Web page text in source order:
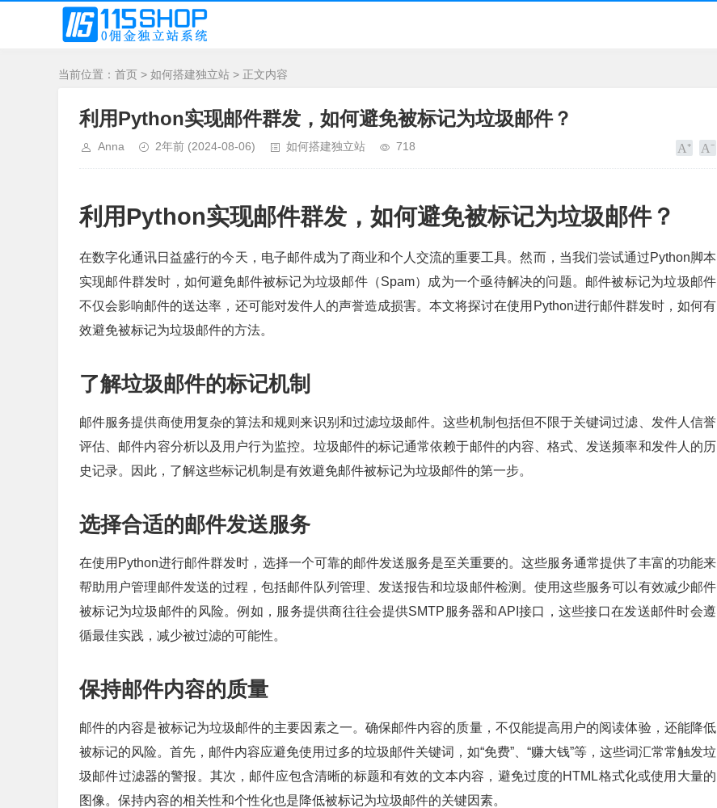
当前位置： 首页 > 如何搭建独立站 > 正文内容
利用Python实现邮件群发，如何避免被标记为垃圾邮件？
Anna 2年前 (2024-08-06) 如何搭建独立站 718
利用Python实现邮件群发，如何避免被标记为垃圾邮件？
在数字化通讯日益盛行的今天，电子邮件成为了商业和个人交流的重要工具。然而，当我们尝试通过Python脚本
实现邮件群发时，如何避免邮件被标记为垃圾邮件（Spam）成为一个亟待解决的问题。邮件被标记为垃圾邮件
不仅会影响邮件的送达率，还可能对发件人的声誉造成损害。本文将探讨在使用Python进行邮件群发时，如何有
效避免被标记为垃圾邮件的方法。
了解垃圾邮件的标记机制
邮件服务提供商使用复杂的算法和规则来识别和过滤垃圾邮件。这些机制包括但不限于关键词过滤、发件人信誉
评估、邮件内容分析以及用户行为监控。垃圾邮件的标记通常依赖于邮件的内容、格式、发送频率和发件人的历
史记录。因此，了解这些标记机制是有效避免邮件被标记为垃圾邮件的第一步。
选择合适的邮件发送服务
在使用Python进行邮件群发时，选择一个可靠的邮件发送服务是至关重要的。这些服务通常提供了丰富的功能来
帮助用户管理邮件发送的过程，包括邮件队列管理、发送报告和垃圾邮件检测。使用这些服务可以有效减少邮件
被标记为垃圾邮件的风险。例如，服务提供商往往会提供SMTP服务器和API接口，这些接口在发送邮件时会遵
循最佳实践，减少被过滤的可能性。
保持邮件内容的质量
邮件的内容是被标记为垃圾邮件的主要因素之一。确保邮件内容的质量，不仅能提高用户的阅读体验，还能降低
被标记的风险。首先，邮件内容应避免使用过多的垃圾邮件关键词，如“免费”、“赚大钱”等，这些词汇常常触发垃
圾邮件过滤器的警报。其次，邮件应包含清晰的标题和有效的文本内容，避免过度的HTML格式化或使用大量的
图像。保持内容的相关性和个性化也是降低被标记为垃圾邮件的关键因素。